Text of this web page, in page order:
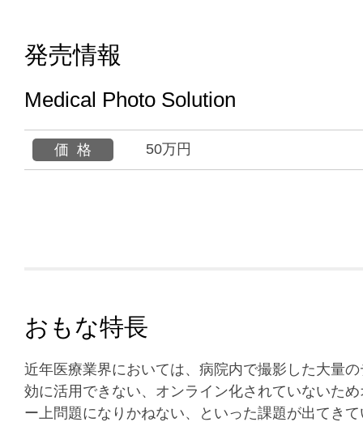
発売情報
Medical Photo Solution
価格 50万円
おもな特長
近年医療業界においては、病院内で撮影した大量
効に活用できない、オンライン化されていないた
ー上問題になりかねない、といった課題が出てき